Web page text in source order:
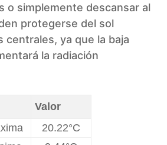
o simplemente descansar al
protegerse del sol
centrales, ya que la baja
la radiación
Valor
20.22°C